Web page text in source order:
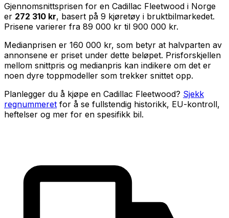
Gjennomsnittsprisen for en Cadillac Fleetwood i Norge
er 272 310 kr, basert på 9 kjøretøy i bruktbilmarkedet.
Prisene varierer fra 89 000 kr til 900 000 kr.
Medianprisen er 160 000 kr, som betyr at halvparten av
annonsene er priset under dette beløpet. Prisforskjellen
mellom snittpris og medianpris kan indikere om det er
noen dyre toppmodeller som trekker snittet opp.
Planlegger du å kjøpe en Cadillac Fleetwood? Sjekk
regnummeret for å se fullstendig historikk, EU-kontroll,
heftelser og mer for en spesifikk bil.